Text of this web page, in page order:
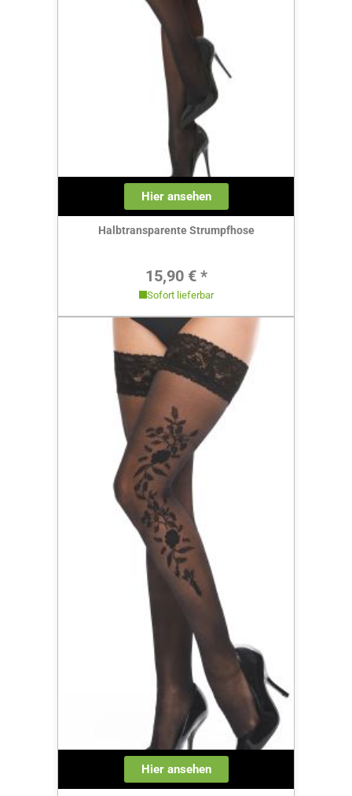
Hier ansehen
Halbtransparente Strumpfhose
Regulärer Preis:
15,90 € *
Sofort lieferbar
Hier ansehen